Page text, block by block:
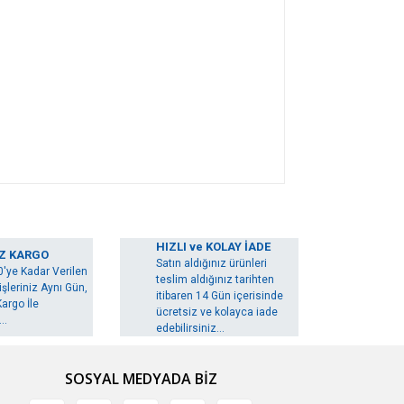
KARGO
Kadar Verilen
Aynı Gün,
İle
HIZLI ve KOLAY İADE
Satın aldığınız ürünleri
teslim aldığınız tarihten
itibaren 14 Gün içerisinde
ücretsiz ve kolayca iade
edebilirsiniz...
SOSYAL MEDYADA BİZ